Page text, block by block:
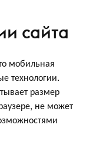
сайта
мобильная
технологии.
размер
не может